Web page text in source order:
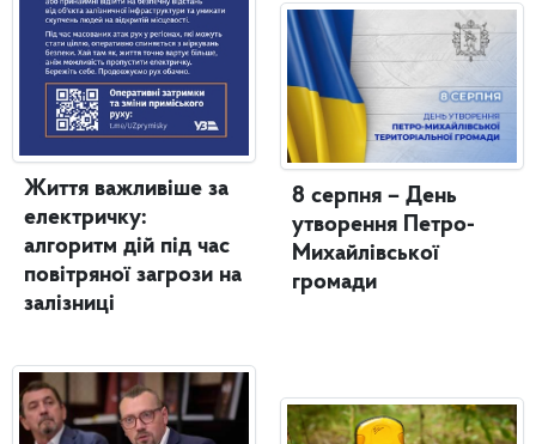
Життя важливіше за
електричку:
алгоритм дій під час
повітряної загрози на
залізниці
8 серпня – День
утворення Петро-
Михайлівської
громади